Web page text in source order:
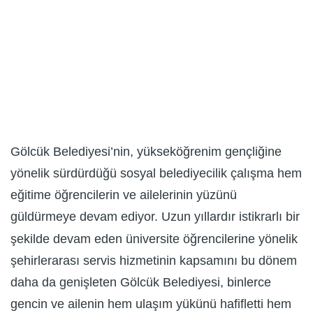
Gölcük Belediyesi’nin, yükseköğrenim gençliğine
yönelik sürdürdüğü sosyal belediyecilik çalışma hem
eğitime öğrencilerin ve ailelerinin yüzünü
güldürmeye devam ediyor. Uzun yıllardır istikrarlı bir
şekilde devam eden üniversite öğrencilerine yönelik
şehirlerarası servis hizmetinin kapsamını bu dönem
daha da genişleten Gölcük Belediyesi, binlerce
gencin ve ailenin hem ulaşım yükünü hafifletti hem